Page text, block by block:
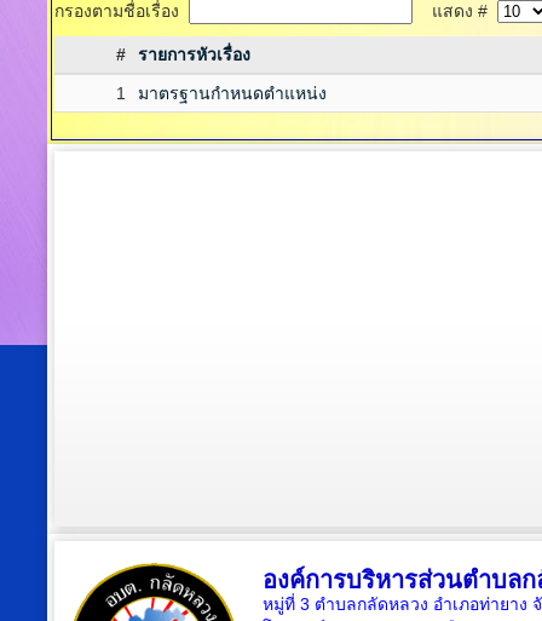
กรองตามชื่อเรื่อง แสดง #
#
รายการหัวเรื่อง
1
มาตรฐานกำหนดตำแหน่ง
องค์การบริหารส่วนตำบลก
หมู่ที่ 3 ตำบลกลัดหลวง อำเภอท่ายาง